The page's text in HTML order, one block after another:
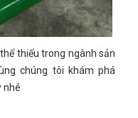
thiếu trong ngành sản
chúng tôi khám phá
nhé